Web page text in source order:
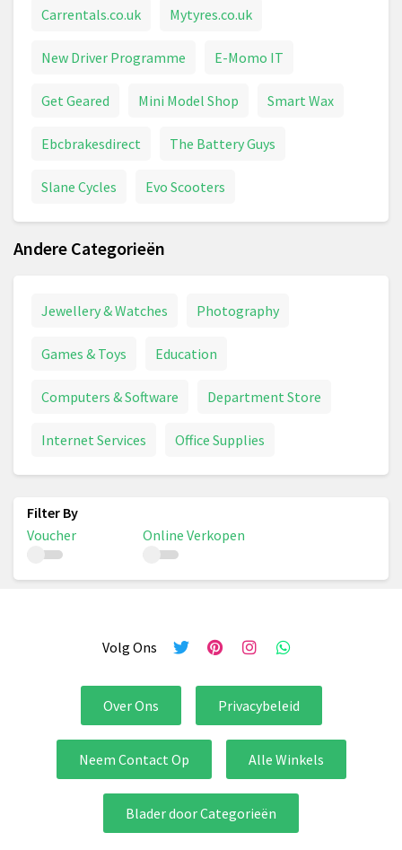
Carrentals.co.uk Mytyres.co.uk
New Driver Programme E-Momo IT
Get Geared Mini Model Shop Smart Wax
Ebcbrakesdirect The Battery Guys
Slane Cycles Evo Scooters
Andere Categorieën
Jewellery & Watches Photography
Games & Toys Education
Computers & Software Department Store
Internet Services Office Supplies
Voucher Online Verkopen
Volg Ons
Over Ons Privacybeleid
Neem Contact Op Alle Winkels
Blader door Categorieën